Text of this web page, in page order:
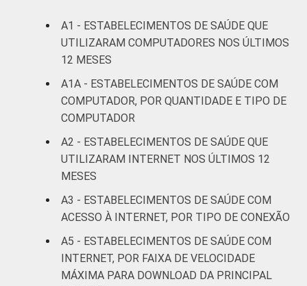
50 leitos)
diagnose e
terapia
90
LOCALIZAÇÃO Capital 97
Fonte: CGI.br/NIC.br, Centro Regional de
Sociedade da Informação (Cetic.br),
Pesquisa sobre o uso das tecnologias de
informação e comunicação nos
A1 - ESTABELECIMENTOS DE SAÚDE QUE
UTILIZARAM COMPUTADORES NOS ÚLTIMOS
12 MESES
A1A - ESTABELECIMENTOS DE SAÚDE COM
COMPUTADOR, POR QUANTIDADE E TIPO DE
COMPUTADOR
A2 - ESTABELECIMENTOS DE SAÚDE QUE
UTILIZARAM INTERNET NOS ÚLTIMOS 12
MESES
A3 - ESTABELECIMENTOS DE SAÚDE COM
ACESSO À INTERNET, POR TIPO DE CONEXÃO
A5 - ESTABELECIMENTOS DE SAÚDE COM
INTERNET, POR FAIXA DE VELOCIDADE
MÁXIMA PARA DOWNLOAD DA PRINCIPAL